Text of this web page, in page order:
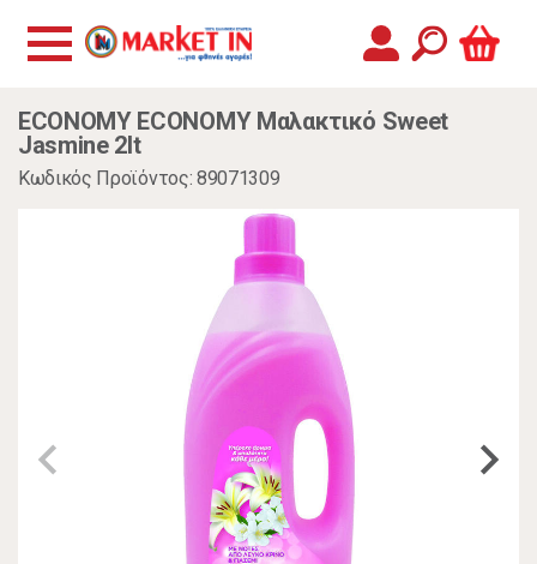
ECONOMY ECONOMY Μαλακτικό Sweet
Jasmine 2lt
Κωδικός Προϊόντος: 89071309